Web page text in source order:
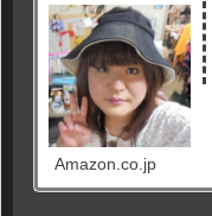
Amazon.co.jp